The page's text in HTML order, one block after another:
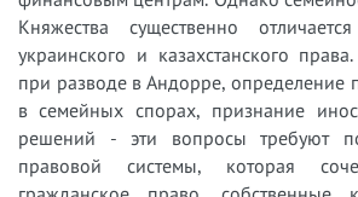
Княжества существенно
украинского и казахстанского
при разводе в Андорре, определение
в семейных спорах, признание
решений - эти вопросы требуют
правовой системы, которая